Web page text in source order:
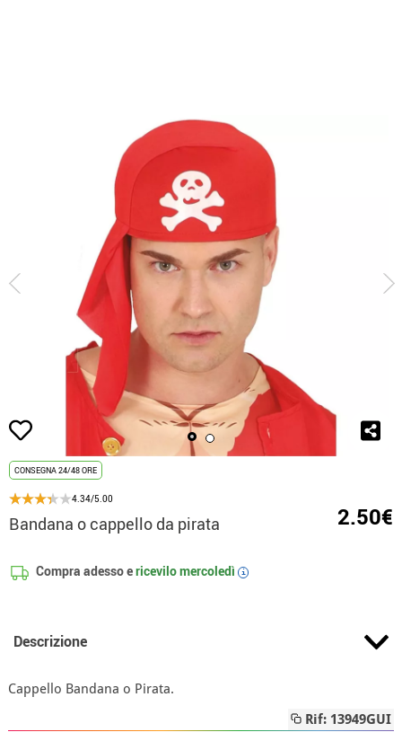
CONSEGNA 24/48 ORE
4.34/5.00
Bandana o cappello da pirata 2.50€
Compra adesso ericevilomercoledì i
Descrizione
Cappello Bandana o Pirata.
Rif: 13949GUI